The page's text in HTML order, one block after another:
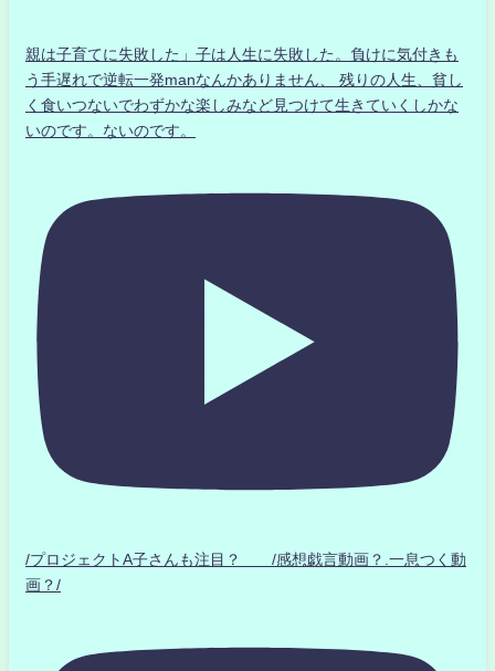
親は子育てに失敗した」子は人生に失敗した。負けに気付きも
う手遅れで逆転一発manなんかありません、 残りの人生、貧し
く食いつないでわずかな楽しみなど見つけて生きていくしかな
いのです。ないのです。
/プロジェクトA子さんも注目？ /感想戯言動画？.一息つく動
画？/